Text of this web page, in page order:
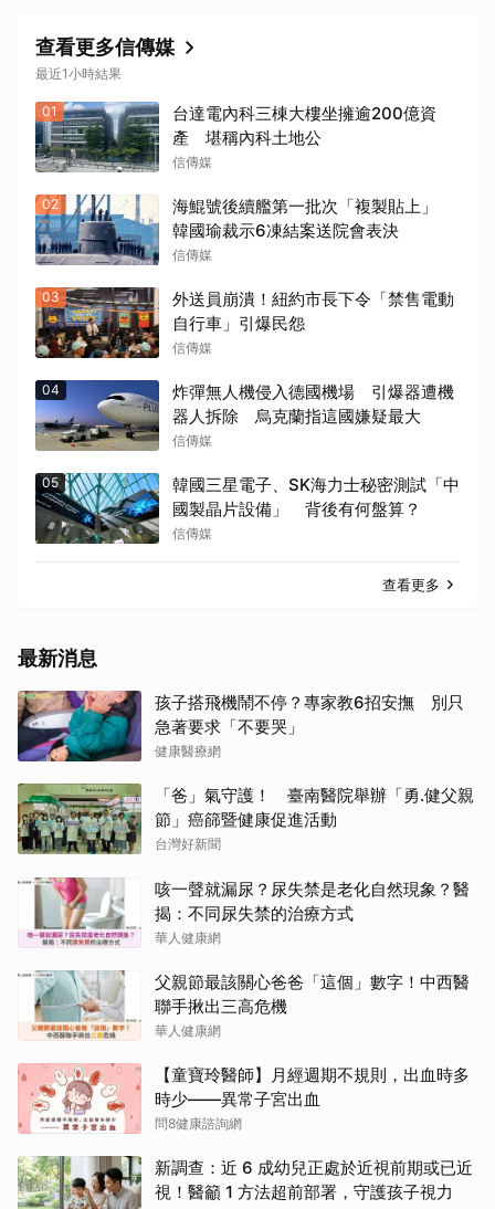
查看更多信傳媒
最近1小時結果
01
台達電內科三棟大樓坐擁逾200億資
產 堪稱內科土地公
信傳媒
02
海鯤號後續艦第一批次「複製貼上」
韓國瑜裁示6凍結案送院會表決
信傳媒
03
外送員崩潰！紐約市長下令「禁售電動
自行車」引爆民怨
信傳媒
04
炸彈無人機侵入德國機場 引爆器遭機
器人拆除 烏克蘭指這國嫌疑最大
信傳媒
05
韓國三星電子、SK海力士秘密測試「中
國製晶片設備」 背後有何盤算？
信傳媒
查看更多
最新消息
孩子搭飛機鬧不停？專家教6招安撫 別只
急著要求「不要哭」
健康醫療網
「爸」氣守護！ 臺南醫院舉辦「勇.健父親
節」癌篩暨健康促進活動
台灣好新聞
咳一聲就漏尿？尿失禁是老化自然現象？醫
揭：不同尿失禁的治療方式
華人健康網
父親節最該關心爸爸「這個」數字！中西醫
聯手揪出三高危機
華人健康網
【童寶玲醫師】月經週期不規則，出血時多
時少——異常子宮出血
問8健康諮詢網
新調查：近 6 成幼兒正處於近視前期或已近
視！醫籲 1 方法超前部署，守護孩子視力